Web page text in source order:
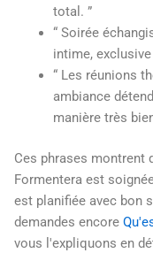
total. ”
“ Soirée
intime,
“ Les réunions
ambiance
manière très
Ces phrases montrent
Formentera est
est planifiée avec bon
demandes encore
vous l'expliquons en